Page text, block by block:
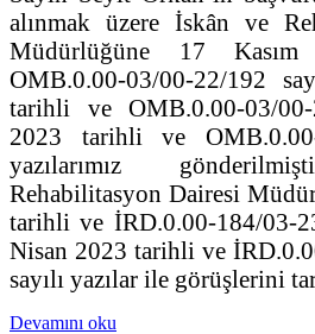
alınmak üzere İskân ve
Müdürlüğüne 17
OMB.0.00-03/00-22/192
tarihli ve OMB.0.00-03/
2023 tarihli ve OMB.0.00-
yazılarımız
Rehabilitasyon Dairesi
tarihli ve İRD.0.00-184/03-
Nisan 2023 tarihli ve
sayılı yazılar ile görüşlerini
Devamını oku